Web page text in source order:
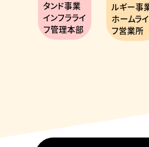
ルギー事業
ホームライ
フ営業所
K．Yさ
ん
2017
年 入社